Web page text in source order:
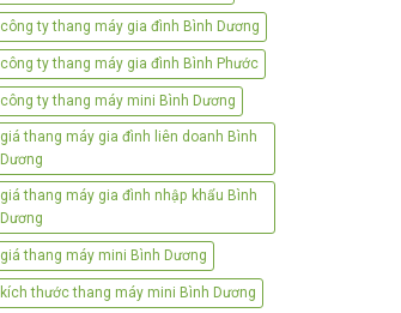
công ty thang máy gia đình Bình Dương
công ty thang máy gia đình Bình Phước
công ty thang máy mini Bình Dương
giá thang máy gia đình liên doanh Bình
Dương
giá thang máy gia đình nhập khẩu Bình
Dương
giá thang máy mini Bình Dương
kích thước thang máy mini Bình Dương